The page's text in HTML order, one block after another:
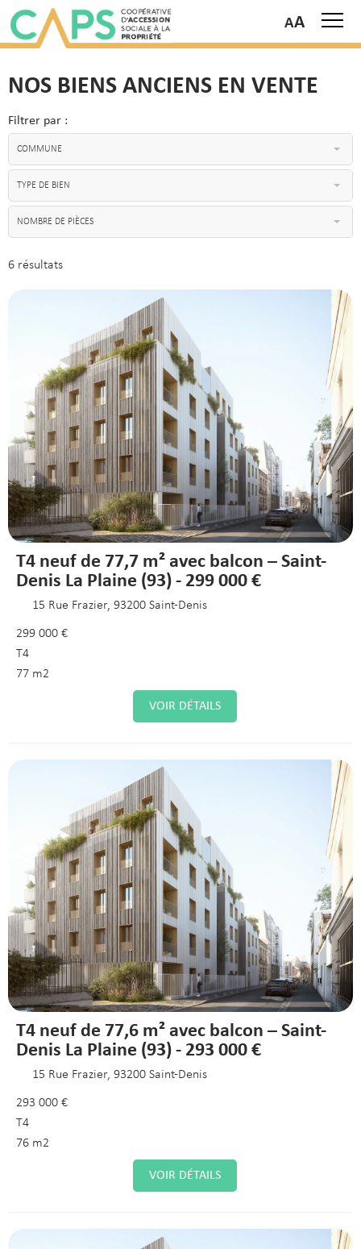
NOS BIENS ANCIENS EN VENTE
Filtrer par :
COMMUNE
TYPE DE BIEN
NOMBRE DE PIÈCES
6 résultats
T4 neuf de 77,7 m² avec balcon – Saint-
Denis La Plaine (93) - 299 000 €
15 Rue Frazier, 93200 Saint-Denis
299 000 €
T4
77 m2
VOIR DÉTAILS
T4 neuf de 77,6 m² avec balcon – Saint-
Denis La Plaine (93) - 293 000 €
15 Rue Frazier, 93200 Saint-Denis
293 000 €
T4
76 m2
VOIR DÉTAILS
A